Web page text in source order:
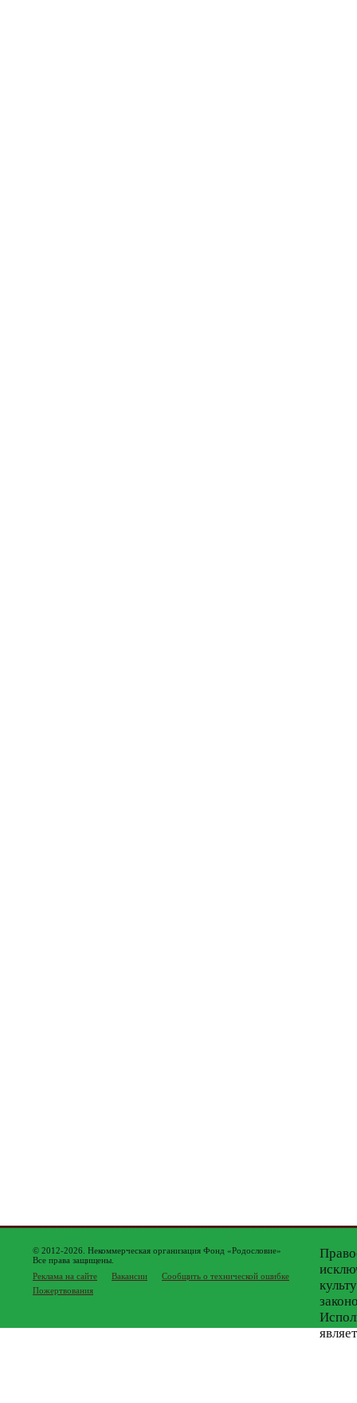
© 2012-2026. Некоммерческая организация Фонд «Родословие»
Все права защищены.
Реклама на сайте
Вакансии
Сообщить о технической ошибке
Пожертвования